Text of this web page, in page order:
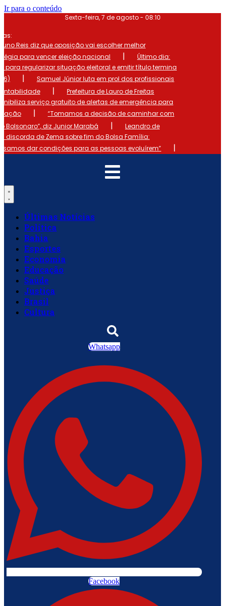
Ir para o conteúdo
Sexta-feira, 7 de agosto - 08:10
Reis diz que oposição vai escolher melhor
para vencer eleição nacional
|
Último dia:
para regularizar situação eleitoral e emitir título termina
|
Samuel Júnior luta em prol dos profissionais
|
Prefeitura de Lauro de Freitas
serviço gratuito de alertas de emergência para
|
“Tomamos a decisão de caminhar com
Bolsonaro”, diz Junior Marabá
|
Leandro de
discorda de Zema sobre fim do Bolsa Família:
dar condições para as pessoas evoluírem”
|
Últimas Notícias
Política
Bahia
Esportes
Economia
Educação
Saúde
Justiça
Brasil
Cultura
Whatsapp
Facebook